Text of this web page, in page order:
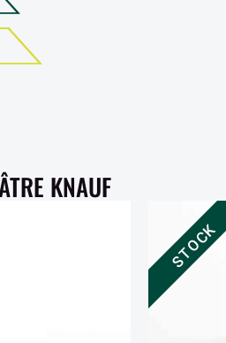
KNAUF